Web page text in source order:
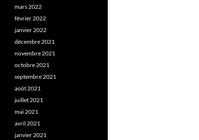
mars 2022
février 2022
janvier 2022
décembre 2021
novembre 2021
octobre 2021
septembre 2021
août 2021
juillet 2021
mai 2021
avril 2021
janvier 2021